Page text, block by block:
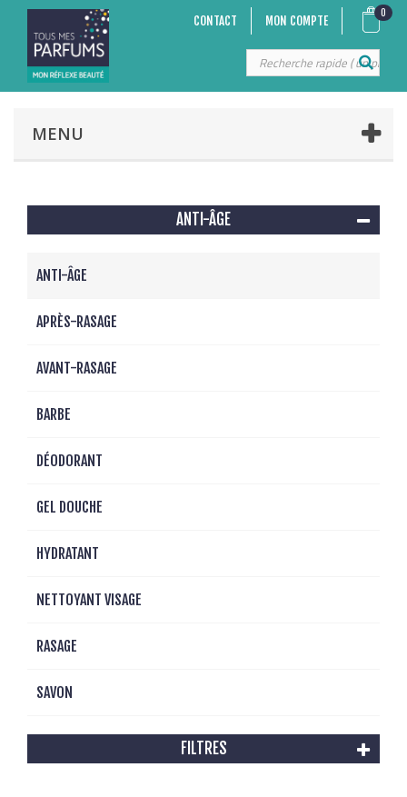
0
CONTACT MON COMPTE
MENU
ANTI-ÂGE
ANTI-ÂGE
APRÈS-RASAGE
AVANT-RASAGE
BARBE
DÉODORANT
GEL DOUCHE
HYDRATANT
NETTOYANT VISAGE
RASAGE
SAVON
FILTRES